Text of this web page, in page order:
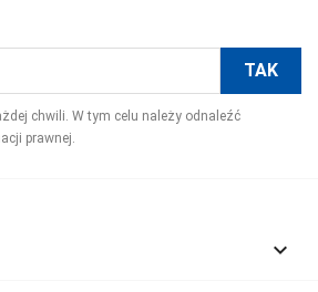
chwili. W tym celu należy odnaleźć
prawnej.
